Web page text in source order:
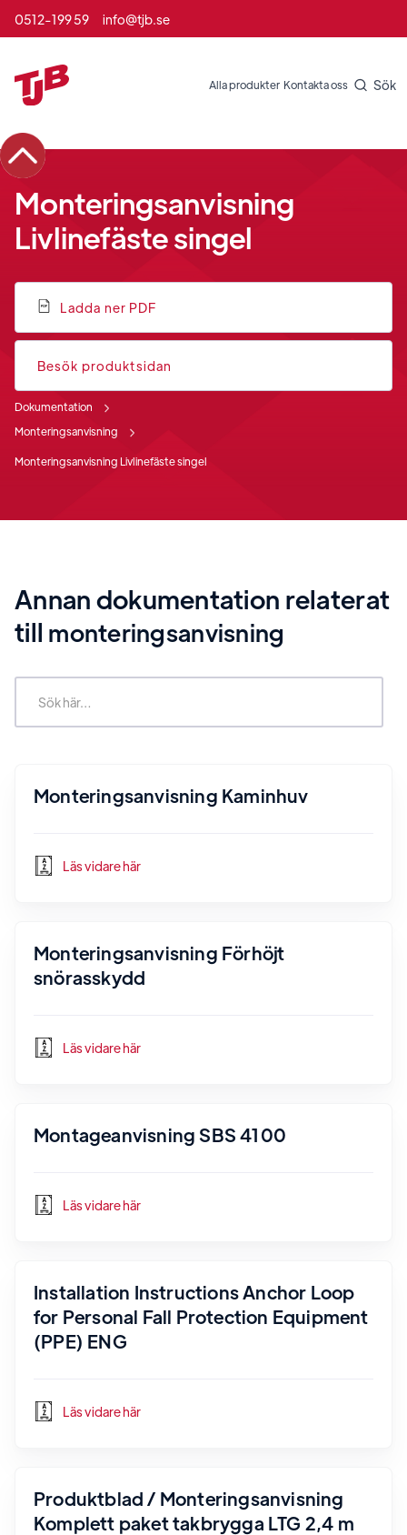
0512-199 59 info@tjb.se
Alla produkter Kontakta oss Sök
Monteringsanvisning
Livlinefäste singel
Ladda ner PDF
Besök produktsidan
Dokumentation
Monteringsanvisning
Monteringsanvisning Livlinefäste singel
Annan dokumentation relaterat
till monteringsanvisning
Monteringsanvisning Kaminhuv
Läs vidare här
Monteringsanvisning Förhöjt
snörasskydd
Läs vidare här
Montageanvisning SBS 4100
Läs vidare här
Installation Instructions Anchor Loop
for Personal Fall Protection Equipment
(PPE) ENG
Läs vidare här
Produktblad / Monteringsanvisning
Komplett paket takbrygga LTG 2,4 m